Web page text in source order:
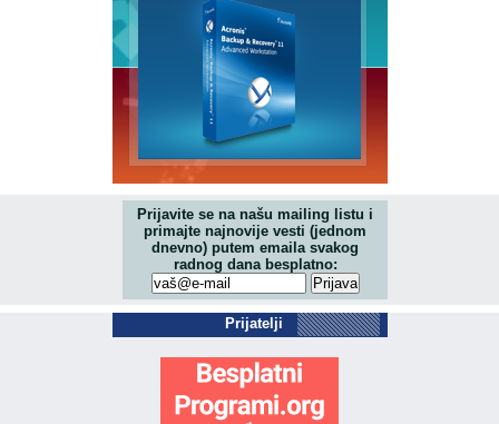
Prijavite se na našu mailing listu i
primajte najnovije vesti (jednom
dnevno) putem emaila svakog
radnog dana besplatno:
Prijatelji